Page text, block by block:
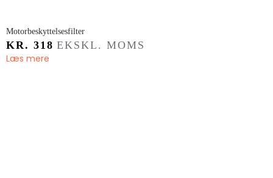
Motorbeskyttelsesfilter
KR. 318 EKSKL. MOMS
Læs mere